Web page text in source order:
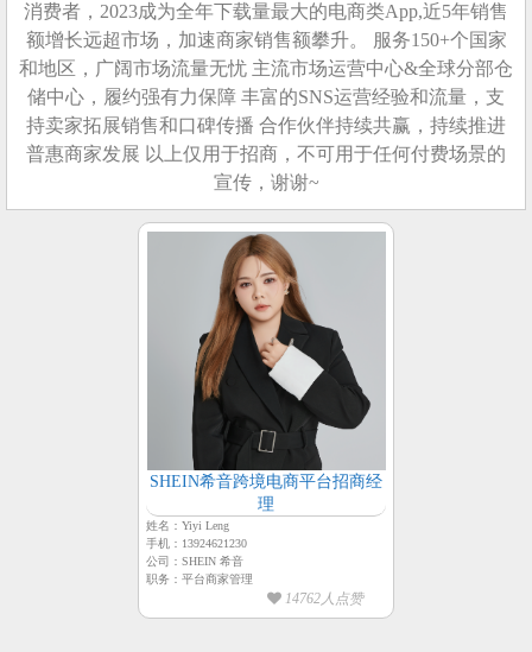
消费者，2023成为全年下载量最大的电商类App,近5年销售
额增长远超市场，加速商家销售额攀升。 服务150+个国家
和地区，广阔市场流量无忧 主流市场运营中心&全球分部仓
储中心，履约强有力保障 丰富的SNS运营经验和流量，支
持卖家拓展销售和口碑传播 合作伙伴持续共赢，持续推进
普惠商家发展 以上仅用于招商，不可用于任何付费场景的
宣传，谢谢~
SHEIN希音跨境电商平台招商经
理
姓名：Yiyi Leng
手机：13924621230
公司：SHEIN 希音
职务：平台商家管理
14762人点赞